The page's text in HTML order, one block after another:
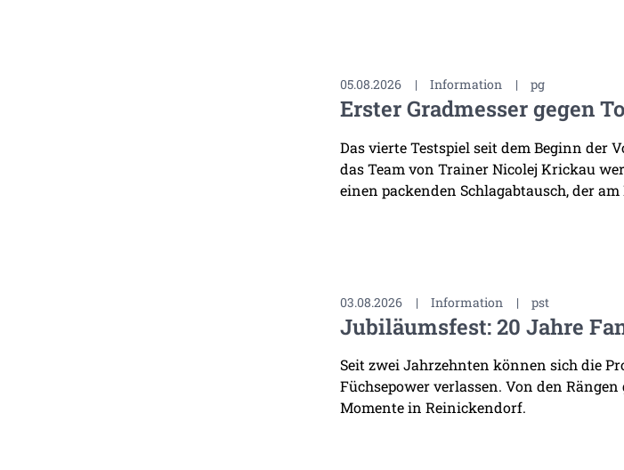
05.08.2026 | Information | pg
Erster Gradmesser gegen
Das vierte Testspiel seit dem Beginn der
das Team von Trainer Nicolej Krickau
einen packenden Schlagabtausch, der
03.08.2026 | Information | pst
Jubiläumsfest: 20 Jahre
Seit zwei Jahrzehnten können sich die
Füchsepower verlassen. Von den
Momente in Reinickendorf.